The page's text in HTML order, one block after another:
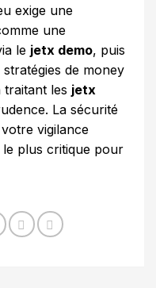
exige une
une
le jetx demo, puis
de money
traitant les jetx
La sécurité
vigilance
plus critique pour